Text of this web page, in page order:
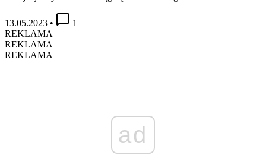
13.05.2023 •
1
REKLAMA
REKLAMA
REKLAMA
ad